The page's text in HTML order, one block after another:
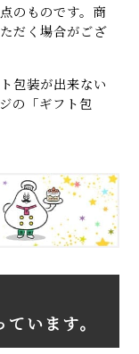
のものです。商
だく場合がござ
包装が出来ない
の「ギフト包
います。